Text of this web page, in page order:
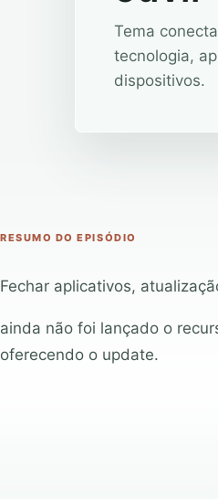
Tema
tecnologia,
dispositivos.
RESUMO DO EPISÓDIO
Fechar aplicativos,
ainda não foi lançado o
oferecendo o update.